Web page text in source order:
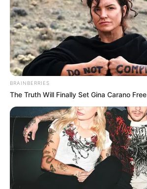
BRAINBERRIES
The Truth Will Finally Set Gina Carano Free